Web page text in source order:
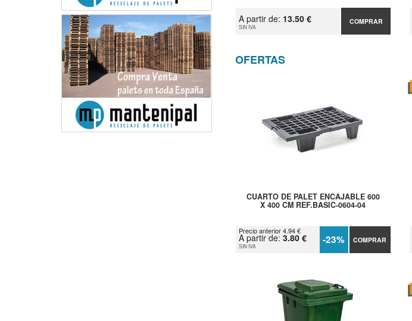
A partir de: 13.50 €
SIN IVA
COMPRAR
OFERTAS
CUARTO DE PALET ENCAJABLE 600
X 400 CM REF.BASIC-0604-04
Precio anterior 4.94 €
A partir de: 3.80 €
SIN IVA -23% COMPRAR